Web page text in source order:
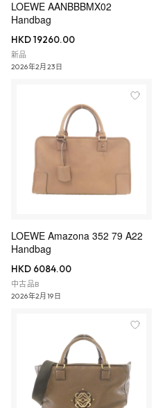
LOEWE AANBBBMX02
Handbag
HKD 19260.00
新品
2026年2月23日
LOEWE Amazona 352 79 A22
Handbag
HKD 6084.00
中古品B
2026年2月19日